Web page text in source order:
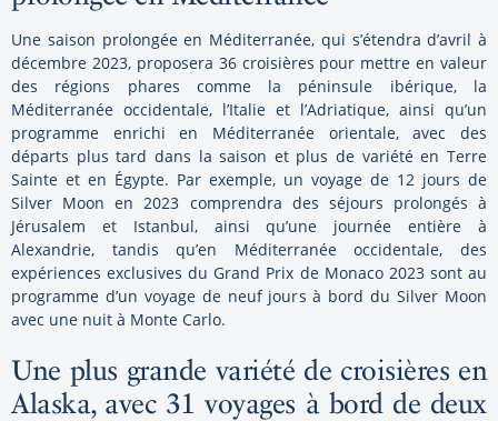
Une saison prolongée en Méditerranée, qui s’étendra d’avril à
décembre 2023, proposera 36 croisières pour mettre en valeur
des régions phares comme la péninsule ibérique, la
Méditerranée occidentale, l’Italie et l’Adriatique, ainsi qu’un
programme enrichi en Méditerranée orientale, avec des
départs plus tard dans la saison et plus de variété en Terre
Sainte et en Égypte. Par exemple, un voyage de 12 jours de
Silver Moon en 2023 comprendra des séjours prolongés à
Jérusalem et Istanbul, ainsi qu’une journée entière à
Alexandrie, tandis qu’en Méditerranée occidentale, des
expériences exclusives du Grand Prix de Monaco 2023 sont au
programme d’un voyage de neuf jours à bord du Silver Moon
avec une nuit à Monte Carlo.
Une plus grande variété de croisières en
Alaska, avec 31 voyages à bord de deux